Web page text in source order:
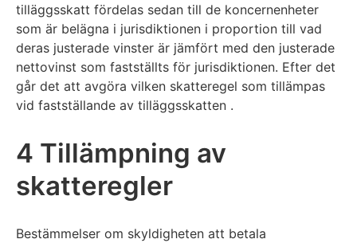
tilläggsskatt fördelas sedan till de koncernenheter
som är belägna i jurisdiktionen i proportion till vad
deras justerade vinster är jämfört med den justerade
nettovinst som fastställts för jurisdiktionen. Efter det
går det att avgöra vilken skatteregel som tillämpas
vid fastställande av tilläggsskatten .
4 Tillämpning av
skatteregler
Bestämmelser om skyldigheten att betala